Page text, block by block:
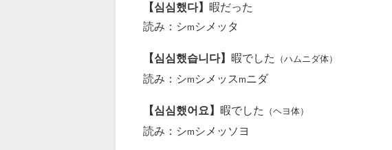
【심심했다】 暇だった
読み：シm シメッタ
【심심했습니다】 暇でした （ハムニダ体）
読み：シm シメッス m ニダ
【심심했어요】 暇でした （ヘヨ体）
読み：シm シメッソヨ